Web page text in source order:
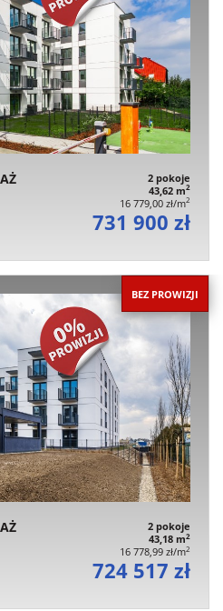
2 pokoje
43,62 m2
16 779,00 zł/m2
731 900 zł
BEZ PROWIZJI
2 pokoje
43,18 m2
16 778,99 zł/m2
724 517 zł